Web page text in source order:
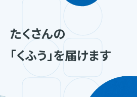
たくさんの
「くふう」を届けます